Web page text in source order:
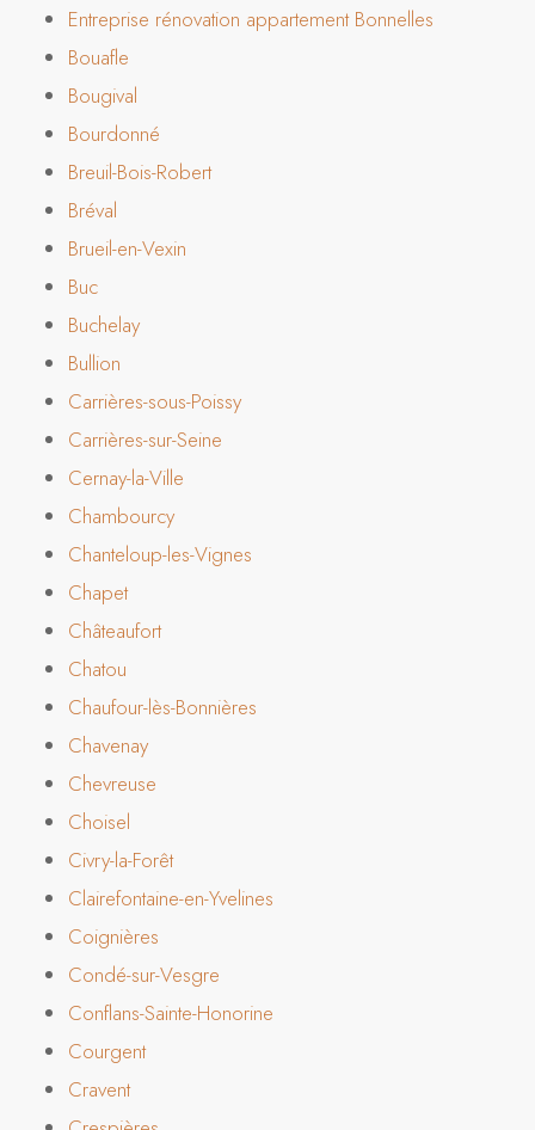
Entreprise rénovation appartement Bonnelles
Bouafle
Bougival
Bourdonné
Breuil-Bois-Robert
Bréval
Brueil-en-Vexin
Buc
Buchelay
Bullion
Carrières-sous-Poissy
Carrières-sur-Seine
Cernay-la-Ville
Chambourcy
Chanteloup-les-Vignes
Chapet
Châteaufort
Chatou
Chaufour-lès-Bonnières
Chavenay
Chevreuse
Choisel
Civry-la-Forêt
Clairefontaine-en-Yvelines
Coignières
Condé-sur-Vesgre
Conflans-Sainte-Honorine
Courgent
Cravent